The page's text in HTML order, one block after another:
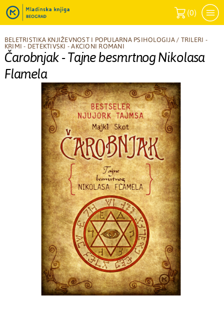
(0)
BELETRISTIKA KNJIŽEVNOST I POPULARNA PSIHOLOGIJA / TRILERI -
KRIMI - DETEKTIVSKI - AKCIONI ROMANI
Čarobnjak - Tajne besmrtnog Nikolasa
Flamela